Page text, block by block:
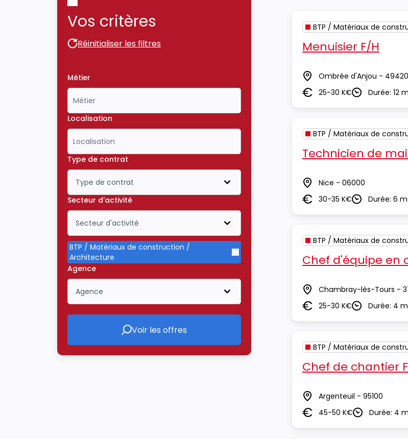
Vos critères
Réinitialiser les filtres
Réinitialiser les filtres
Métier
Localisation
Type de contrat
Type de contrat
Icône ouvrir la liste déroulante
Secteur d'activité
Secteur d'activité
Icône ouvrir la liste déroulante
BTP / Matériaux de construction /
Architecture
Supprimer le critère BTP / Matériaux de
Agence
Agence
Icône ouvrir la liste déroulante
Voir les offres
Voir les offres
BTP / Matériaux de
Menuisier F/H
Lieu Ombrée d'Anjou - 49420
Salaire25-30 K€DuréeDurée: 12
BTP / Matériaux de
Technicien de
Lieu Nice - 06000
Salaire30-35 K€DuréeDurée: 6
BTP / Matériaux de
Chef d'équipe en
Lieu Chambray-lès-Tours -
Salaire25-30 K€DuréeDurée: 4
BTP / Matériaux de
Chef de chantier
Lieu Argenteuil - 95100
Salaire45-50 K€DuréeDurée: 4